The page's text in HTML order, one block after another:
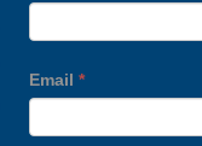
Email *